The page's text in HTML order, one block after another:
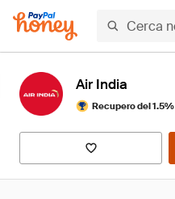
Air India
Recupero del 1.5%